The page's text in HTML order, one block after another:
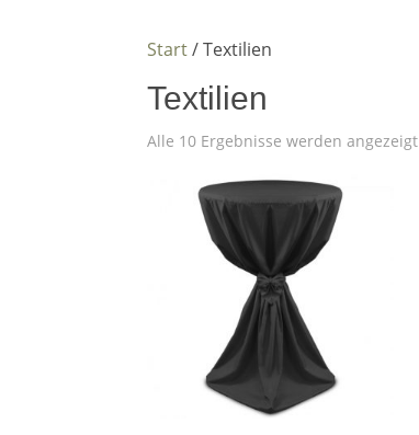
Start/ Textilien
Textilien
Alle 10 Ergebnisse werden angezeigt